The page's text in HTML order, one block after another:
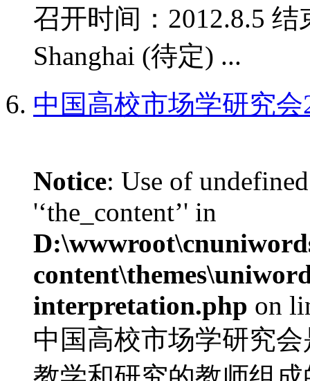
召开时间：2012.8.5
Shanghai (待定) ...
中国高校市场学研究会
Notice: Use of
'‘the_content’' in
interpretation.php on
中国高校市场学研究